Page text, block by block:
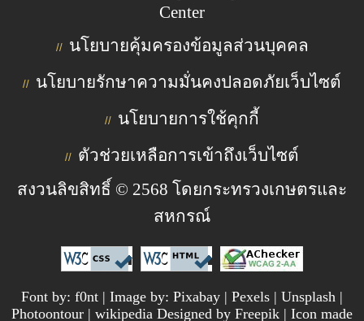
Center
// นโยบายคุ้มครองข้อมูลส่วนบุคคล
// นโยบายรักษาความมั่นคงปลอดภัยเว็บไซต์
// นโยบายการใช้คุกกี้
// ตัวช่วยเหลือการเข้าถึงเว็บไซต์
สงวนลิขสิทธิ์ © 2568 โดยกระทรวงเกษตรและ
สหกรณ์
Font by: f0nt | Image by: Pixabay | Pexels | Unsplash |
Photoontour | wikipedia Designed by Freepik | Icon made